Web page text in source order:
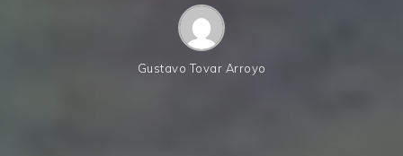
Gustavo Tovar Arroyo